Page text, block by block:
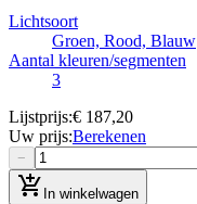
Lichtsoort
Groen, Rood, Blauw
Aantal kleuren/segmenten
3
Lijstprijs:€ 187,20
Uw prijs:Berekenen
−
add_shopping_cart In winkelwagen